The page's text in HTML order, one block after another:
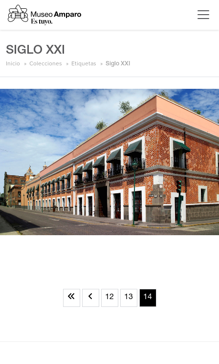
SIGLO XXI
Inicio Colecciones Etiquetas Siglo XXI
12 13 14